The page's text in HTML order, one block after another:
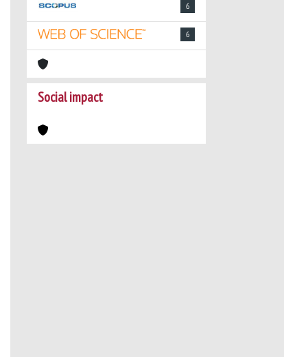
6
6
Social impact